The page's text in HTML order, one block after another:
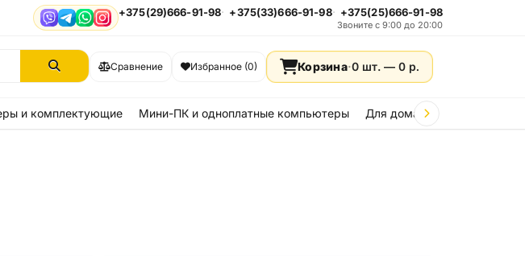
ViberTelegram
WhatsApp
Instagram
+375(29)666-91-98 +375(33)666-91-98 +375(25)666-91-98
Звоните с 9:00 до 20:00
Сравнение Избранное (0) Корзина·0 шт. — 0 р.
и комплектующие Мини-ПК и одноплатные компьютеры Для дома и дачи